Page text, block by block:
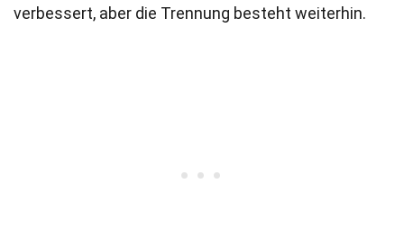
verbessert, aber die Trennung besteht weiterhin.